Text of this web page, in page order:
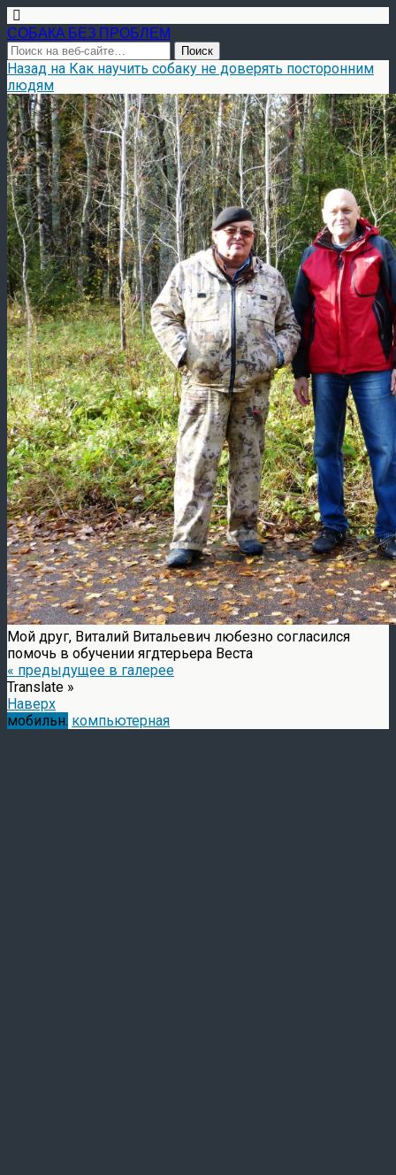
СОБАКА БЕЗ ПРОБЛЕМ
Назад на Как научить собаку не доверять посторонним
людям
Мой друг, Виталий Витальевич любезно согласился
помочь в обучении ягдтерьера Веста
« предыдущее в галерее
Translate »
Наверх
мобильн. компьютерная